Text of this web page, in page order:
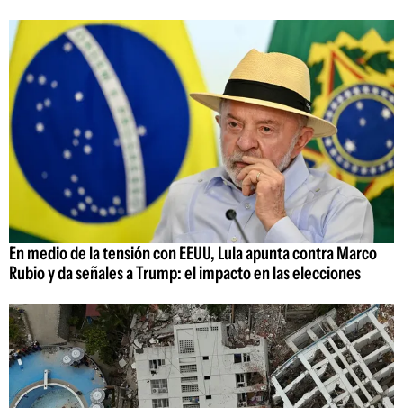
En medio de la tensión con EEUU, Lula apunta contra Marco
Rubio y da señales a Trump: el impacto en las elecciones